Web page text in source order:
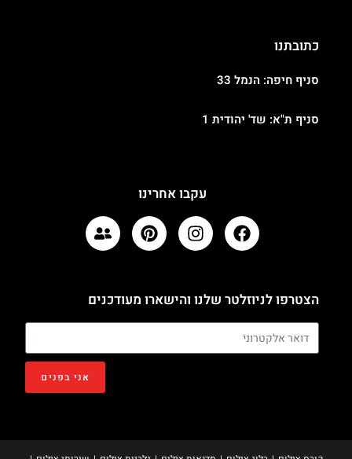
הצטרפו לניוזלטר שלנו והישארו מעודכנים
אני בפנים
עקבו אחרינו
כתובתנו
סניף חיפה: הנמל 33
סניף ת"א: שד' יהודית 1